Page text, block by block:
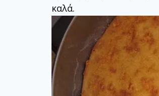
καλά.